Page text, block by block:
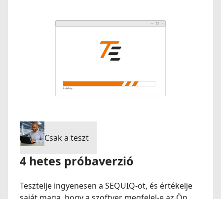
Csak a teszt
4 hetes próbaverzió
Tesztelje ingyenesen a SEQUIQ-ot, és értékelje